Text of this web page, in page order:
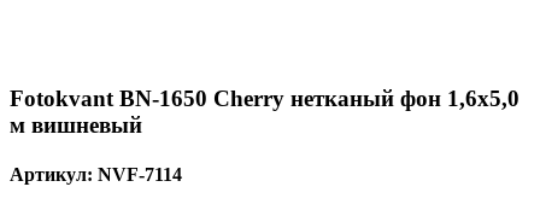
Fotokvant BN-1650 Cherry нетканый фон 1,6х5,0
м вишневый
Артикул: NVF-7114